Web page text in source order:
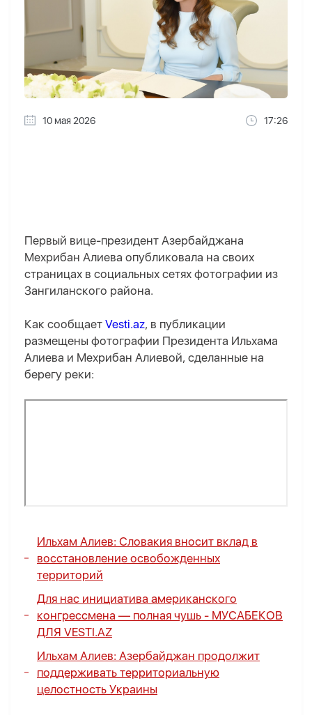
10 мая 2026 17:26
Первый вице-президент Азербайджана
Мехрибан Алиева опубликовала на своих
страницах в социальных сетях фотографии из
Зангиланского района.
Как сообщает Vesti.az, в публикации
размещены фотографии Президента Ильхама
Алиева и Мехрибан Алиевой, сделанные на
берегу реки:
Ильхам Алиев: Словакия вносит вклад в
восстановление освобожденных
территорий
Для нас инициатива американского
конгрессмена — полная чушь - МУСАБЕКОВ
ДЛЯ VESTI.AZ
Ильхам Алиев: Азербайджан продолжит
поддерживать территориальную
целостность Украины